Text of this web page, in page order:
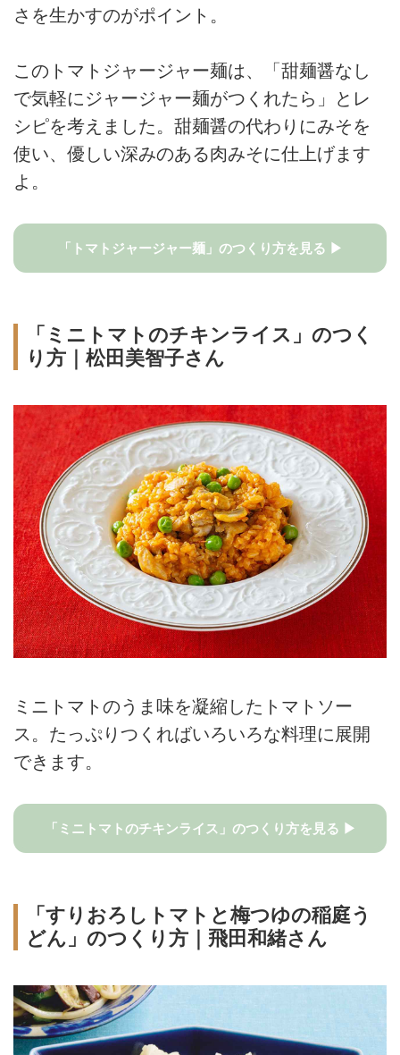
さを生かすのがポイント。
このトマトジャージャー麺は、「甜麺醤なし
で気軽にジャージャー麺がつくれたら」とレ
シピを考えました。甜麺醤の代わりにみそを
使い、優しい深みのある肉みそに仕上げます
よ。
「トマトジャージャー麺」のつくり方を見る ▶
「ミニトマトのチキンライス」のつく
り方｜松田美智子さん
ミニトマトのうま味を凝縮したトマトソー
ス。たっぷりつくればいろいろな料理に展開
できます。
「ミニトマトのチキンライス」のつくり方を見る ▶
「すりおろしトマトと梅つゆの稲庭う
どん」のつくり方｜飛田和緒さん